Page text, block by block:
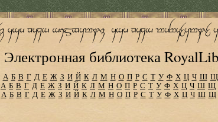
Электронная библиотека
А Б В Г Д Е Ж З И Й К Л М Н О П Р С Т У Ф Х Ц Ч Ш Щ
А Б В Г Д Е Ж З И Й К Л М Н О П Р С Т У Ф Х Ц Ч Ш Щ
А Б В Г Д Е Ж З И Й К Л М Н О П Р С Т У Ф Х Ц Ч Ш Щ